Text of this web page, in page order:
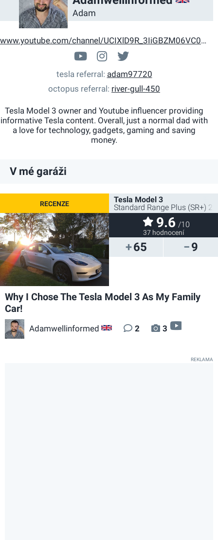
Adam
www.youtube.com/channel/UCIXlD9R_3IiGBZM06VC0s1w
www.youtube.com/
adamwellinformed
@adamwellinform
tesla referral adam97720
octopus referral river-gull-450
Tesla Model 3 owner and Youtube influencer providing
informative Tesla content. Overall, just a normal dad with
a love for technology, gadgets, gaming and saving
money.
V mé garáži
65 9
Tesla Model 3
Standard Range Plus (SR+)
9.6 /10
37 hodnocení
Why I Chose The Tesla Model 3 As My Family
Car!
Adamwellinformed GB 2 3